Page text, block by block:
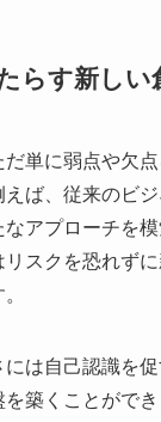
らす新しい
だ単に弱点や欠
えば、従来のビ
なアプローチを
リスクを恐れず
には自己認識を
を築くことがで